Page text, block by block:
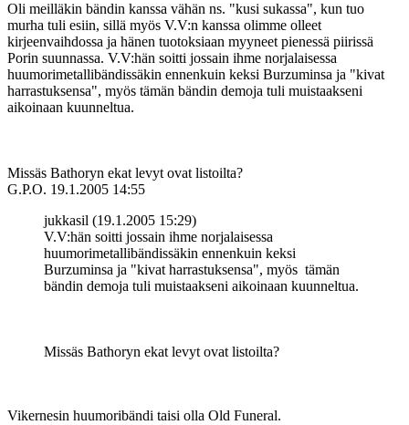
Oli meilläkin bändin kanssa vähän ns. "kusi sukassa", kun tuo
murha tuli esiin, sillä myös V.V:n kanssa olimme olleet
kirjeenvaihdossa ja hänen tuotoksiaan myyneet pienessä piirissä
Porin suunnassa. V.V:hän soitti jossain ihme norjalaisessa
huumorimetallibändissäkin ennenkuin keksi Burzuminsa ja "kivat
harrastuksensa", myös tämän bändin demoja tuli muistaakseni
aikoinaan kuunneltua.
Missäs Bathoryn ekat levyt ovat listoilta?
G.P.O. 19.1.2005 14:55
jukkasil (19.1.2005 15:29)
V.V:hän soitti jossain ihme norjalaisessa
huumorimetallibändissäkin ennenkuin keksi
Burzuminsa ja "kivat harrastuksensa", myös tämän
bändin demoja tuli muistaakseni aikoinaan kuunneltua.
Missäs Bathoryn ekat levyt ovat listoilta?
Vikernesin huumoribändi taisi olla Old Funeral.